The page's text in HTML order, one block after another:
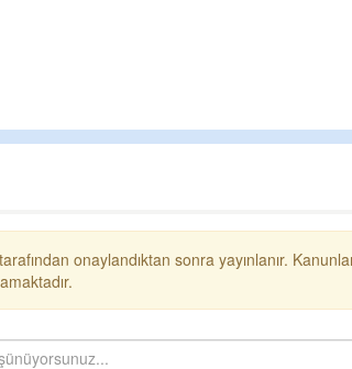
onaylandıktan sonra yayınlanır.